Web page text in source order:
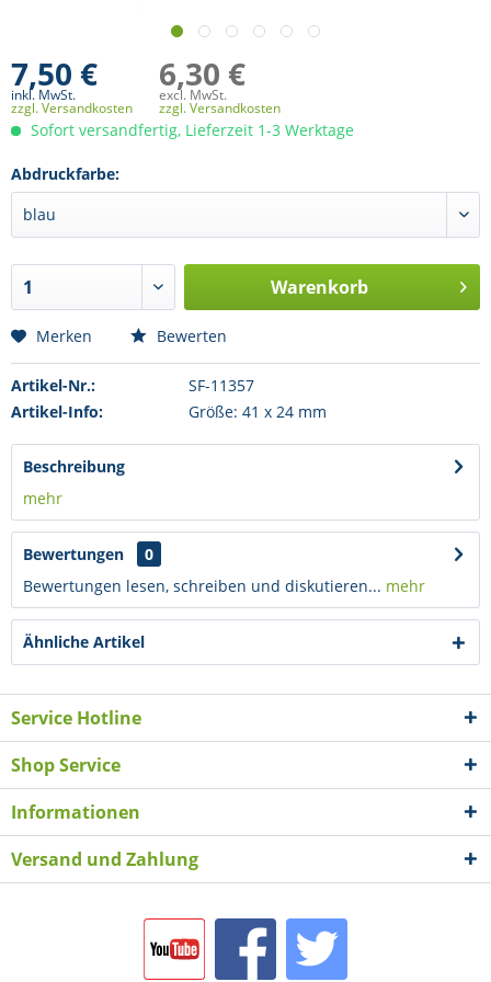
7,50 €
inkl. MwSt.
zzgl. Versandkosten
6,30 €
excl. MwSt.
zzgl. Versandkosten
Sofort versandfertig, Lieferzeit 1-3 Werktage
Abdruckfarbe:
Warenkorb
Merken Bewerten
Artikel-Nr.:
SF-11357
Artikel-Info:
Größe: 41 x 24 mm
Beschreibung
mehr
Bewertungen
0
Bewertungen lesen, schreiben und diskutieren... mehr
Ähnliche Artikel
Service Hotline
Shop Service
Informationen
Versand und Zahlung